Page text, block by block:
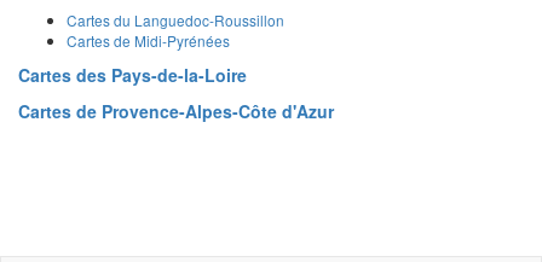
Cartes du Languedoc-Roussillon
Cartes de Midi-Pyrénées
Cartes des Pays-de-la-Loire
Cartes de Provence-Alpes-Côte d'Azur